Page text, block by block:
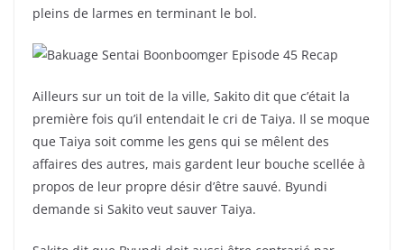
pleins de larmes en terminant le bol.
Ailleurs sur un toit de la ville, Sakito dit que c’était la
première fois qu’il entendait le cri de Taiya. Il se moque
que Taiya soit comme les gens qui se mêlent des
affaires des autres, mais gardent leur bouche scellée à
propos de leur propre désir d’être sauvé. Byundi
demande si Sakito veut sauver Taiya.